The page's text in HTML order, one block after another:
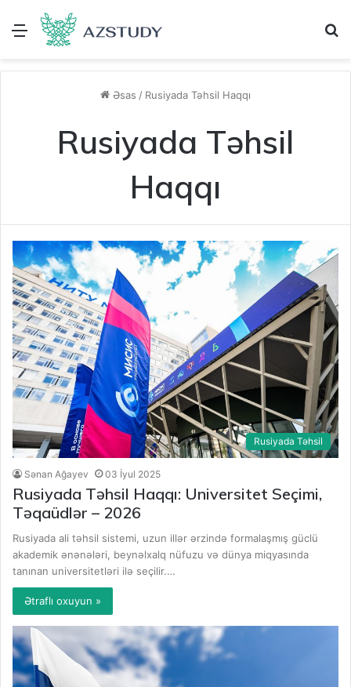
Menu
Əsas / Rusiyada Təhsil Haqqı
Rusiyada Təhsil
Haqqı
Rusiyada Təhsil
Sənan Ağayev 03 İyul 2025
Rusiyada Təhsil Haqqı: Universitet Seçimi,
Təqaüdlər – 2026
Rusiyada ali təhsil sistemi, uzun illər ərzində formalaşmış güclü
akademik ənənələri, beynəlxalq nüfuzu və dünya miqyasında
tanınan universitetləri ilə seçilir.…
Ətraflı oxuyun »